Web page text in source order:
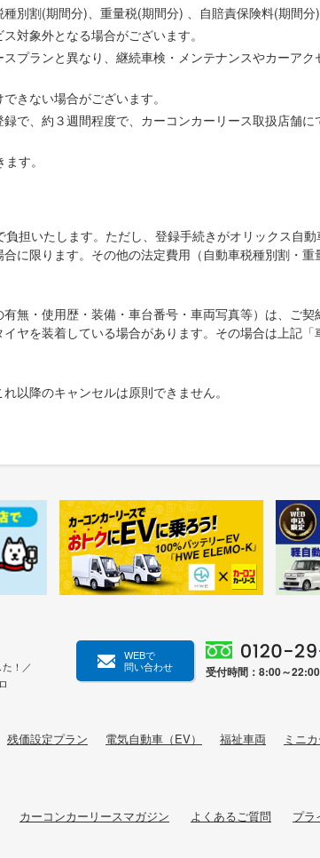
別割(期間分)、重量税(期間分) 、自賠責保険料(期間分
対象外となる場合がございます。
プランと異なり、継続車検・メンテナンスやカーア
きない場合がございます。
で、約３週間程度で、カーコンカーリース取扱店舗に
す。
担いたします。ただし、登録手続きがオリックス自
に限ります。その他の法定費用（自動車税種別割・
無・使用歴・装備・車台番号・車両写真等）は、ご
ヤを装着している場合があります。その場合は上記
以降のキャンセルは原則できません。
！／
WEBで
問い合わせ
受付時間：8:00～22:00
残価設定プラン 電気自動車（EV） 福祉車両 ミニ
カーコンカーリースマガジン よくあるご質問 プラ